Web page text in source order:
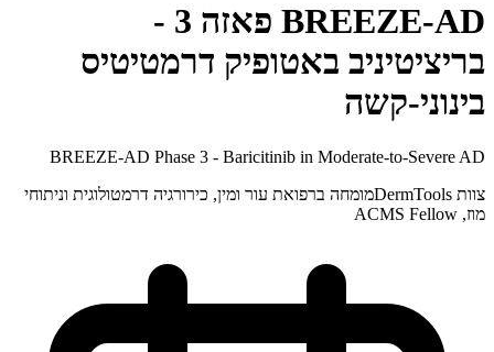
BREEZE-AD פאזה 3 -
בריציטיניב באטופיק דרמטיטיס
בינוני-קשה
BREEZE-AD Phase 3 - Baricitinib in Moderate-to-Severe AD
צוות DermTools
מומחה ברפואת עור ומין, כירורגיה דרמטולוגית וניתוחי
מוז, ACMS Fellow